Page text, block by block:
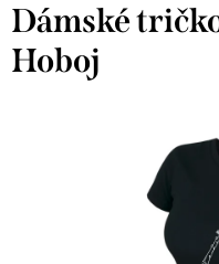
Dámské
Hoboj